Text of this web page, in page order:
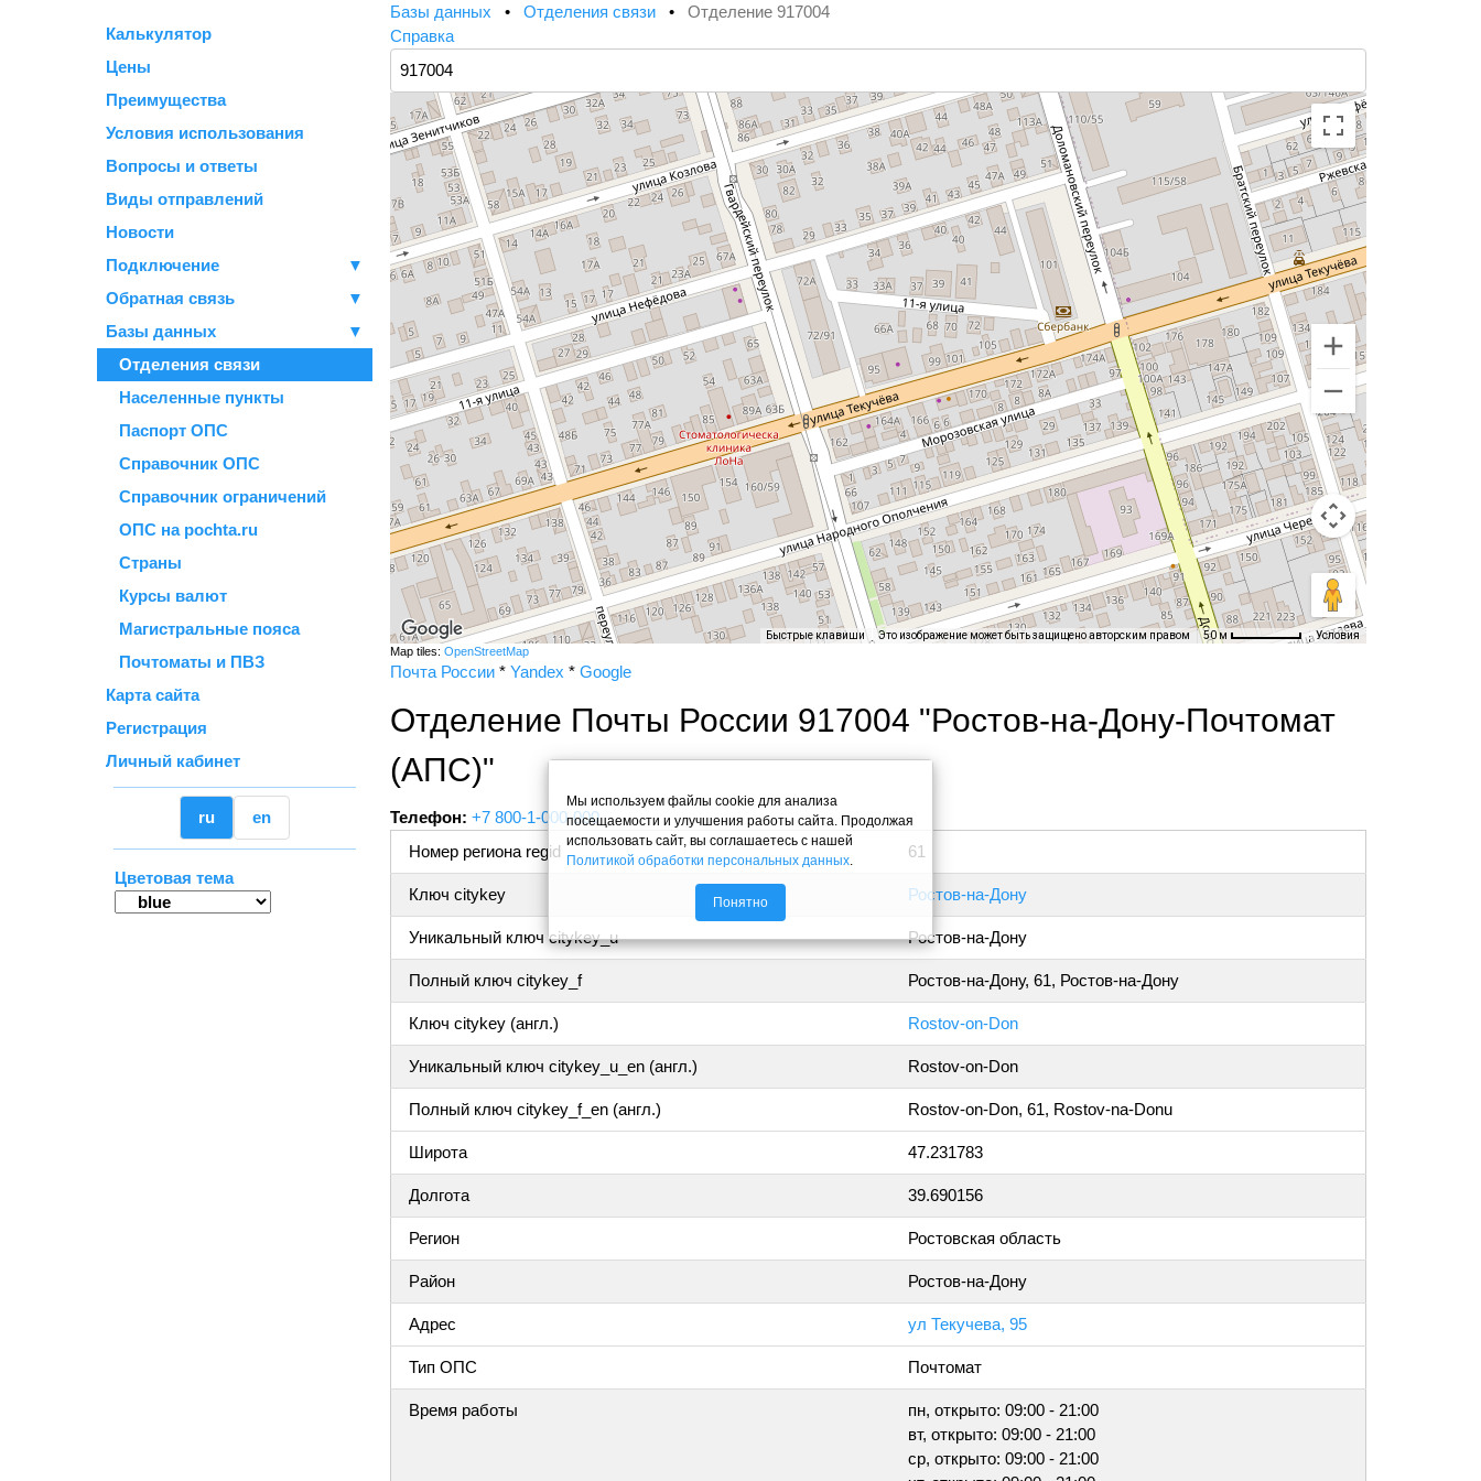
Калькулятор
Цены
Преимущества
Условия использования
Вопросы и ответы
Виды отправлений
Новости
Подключение
▼
Обратная связь
▼
Базы данных
▼
Отделения связи
Населенные пункты
Паспорт ОПС
Справочник ОПС
Справочник ограничений
ОПС на pochta.ru
Страны
Курсы валют
Магистральные пояса
Почтоматы и ПВЗ
Карта сайта
Регистрация
Личный кабинет
ru en
Цветовая тема
Базы данных • Отделения связи • Отделение 917004
Справка
Быстрые клавиши Это изображение может быть защищено авторским правом 50 м Условия
Map tiles: OpenStreetMap
Почта России * Yandex * Google
Отделение Почты России 917004 "Ростов-на-Дону-Почтомат
(АПС)"
Телефон: +7 800-1-000-000
Номер региона regid
61
Ключ citykey Ростов-на-Дону
Уникальный ключ citykey_u Ростов-на-Дону
Полный ключ citykey_f Ростов-на-Дону, 61, Ростов-на-Дону
Ключ citykey (англ.) Rostov-on-Don
Уникальный ключ citykey_u_en (англ.) Rostov-on-Don
Полный ключ citykey_f_en (англ.) Rostov-on-Don, 61, Rostov-na-Donu
Широта 47.231783
Долгота 39.690156
Регион Ростовская область
Район Ростов-на-Дону
Адрес ул Текучева, 95
Тип ОПС Почтомат
Время работы
пн, открыто: 09:00 - 21:00
вт, открыто: 09:00 - 21:00
ср, открыто: 09:00 - 21:00
Мы используем файлы cookie для анализа
посещаемости и улучшения работы сайта. Продолжая
использовать сайт, вы соглашаетесь с нашей
Политикой обработки персональных данных
Понятно